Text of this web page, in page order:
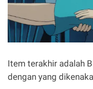
Item terakhir adalah
dengan yang